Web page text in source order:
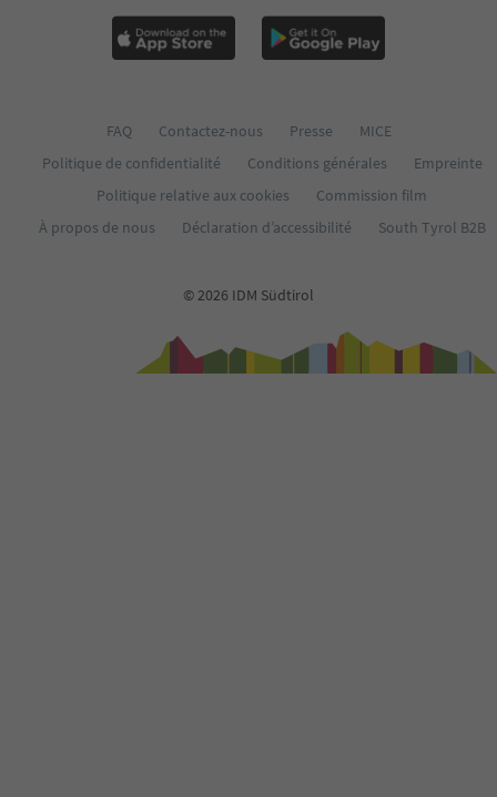
FAQ Contactez-nous Presse
MICE
Politique de confidentialité
Conditions générales
Empreinte
Politique relative aux cookies
Commission film
À propos de nous
Déclaration d’accessibilité South Tyrol B2B
© 2026 IDM Südtirol